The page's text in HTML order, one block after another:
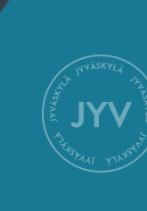
Kirjasto
Visit Jyvaskyla
Valon Kaupunki